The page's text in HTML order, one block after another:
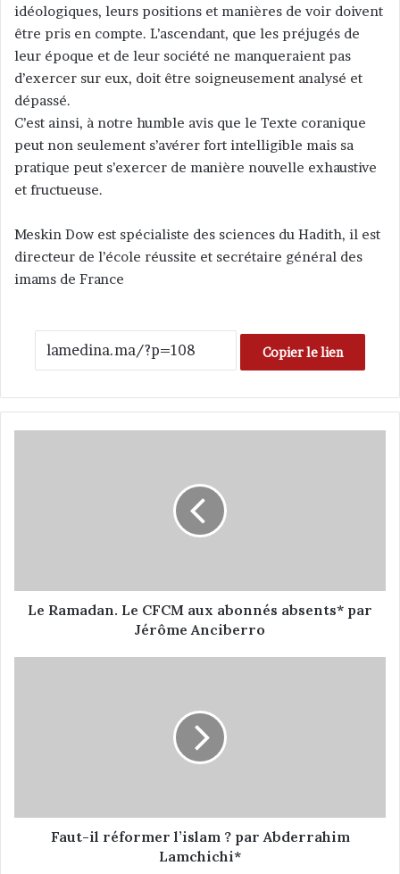
idéologiques, leurs positions et manières de voir doivent
être pris en compte. L’ascendant, que les préjugés de
leur époque et de leur société ne manqueraient pas
d’exercer sur eux, doit être soigneusement analysé et
dépassé.
C’est ainsi, à notre humble avis que le Texte coranique
peut non seulement s’avérer fort intelligible mais sa
pratique peut s’exercer de manière nouvelle exhaustive
et fructueuse.
Meskin Dow est spécialiste des sciences du Hadith, il est
directeur de l’école réussite et secrétaire général des
imams de France
Copier le lien
n
b
Le Ramadan. Le CFCM aux abonnés absents* par
Jérôme Anciberro
é
Faut-il réformer l’islam ? par Abderrahim
Lamchichi*